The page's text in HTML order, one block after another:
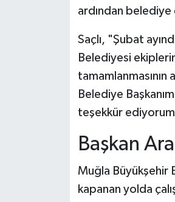
ardından
Saçlı, "Şubat
Belediyesi
Belediye
teşekkür
Başkan
Muğla Büyükşehir
kapanan yolda